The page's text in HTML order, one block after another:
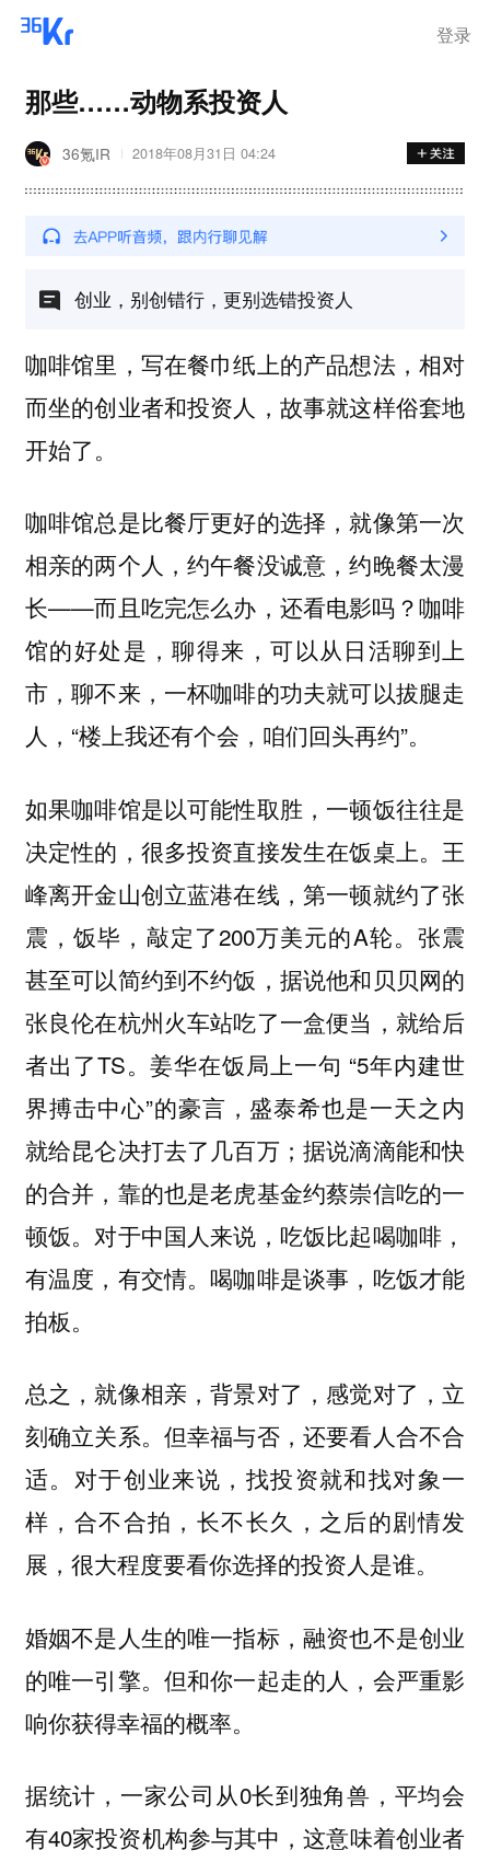
登录
那些……动物系投资人
36氪IR 2018年08月31日 04:24
创业，别创错行，更别选错投资人
咖啡馆里，写在餐巾纸上的产品想法，相对
而坐的创业者和投资人，故事就这样俗套地
开始了。
咖啡馆总是比餐厅更好的选择，就像第一次
相亲的两个人，约午餐没诚意，约晚餐太漫
长——而且吃完怎么办，还看电影吗？咖啡
馆的好处是，聊得来，可以从日活聊到上
市，聊不来，一杯咖啡的功夫就可以拔腿走
人，“楼上我还有个会，咱们回头再约”。
如果咖啡馆是以可能性取胜，一顿饭往往是
决定性的，很多投资直接发生在饭桌上。王
峰离开金山创立蓝港在线，第一顿就约了张
震，饭毕，敲定了200万美元的A轮。张震
甚至可以简约到不约饭，据说他和贝贝网的
张良伦在杭州火车站吃了一盒便当，就给后
者出了TS。姜华在饭局上一句 “5年内建世
界搏击中心”的豪言，盛泰希也是一天之内
就给昆仑决打去了几百万；据说滴滴能和快
的合并，靠的也是老虎基金约蔡崇信吃的一
顿饭。对于中国人来说，吃饭比起喝咖啡，
有温度，有交情。喝咖啡是谈事，吃饭才能
拍板。
总之，就像相亲，背景对了，感觉对了，立
刻确立关系。但幸福与否，还要看人合不合
适。对于创业来说，找投资就和找对象一
样，合不合拍，长不长久，之后的剧情发
展，很大程度要看你选择的投资人是谁。
婚姻不是人生的唯一指标，融资也不是创业
的唯一引擎。但和你一起走的人，会严重影
响你获得幸福的概率。
据统计，一家公司从0长到独角兽，平均会
有40家投资机构参与其中，这意味着创业者